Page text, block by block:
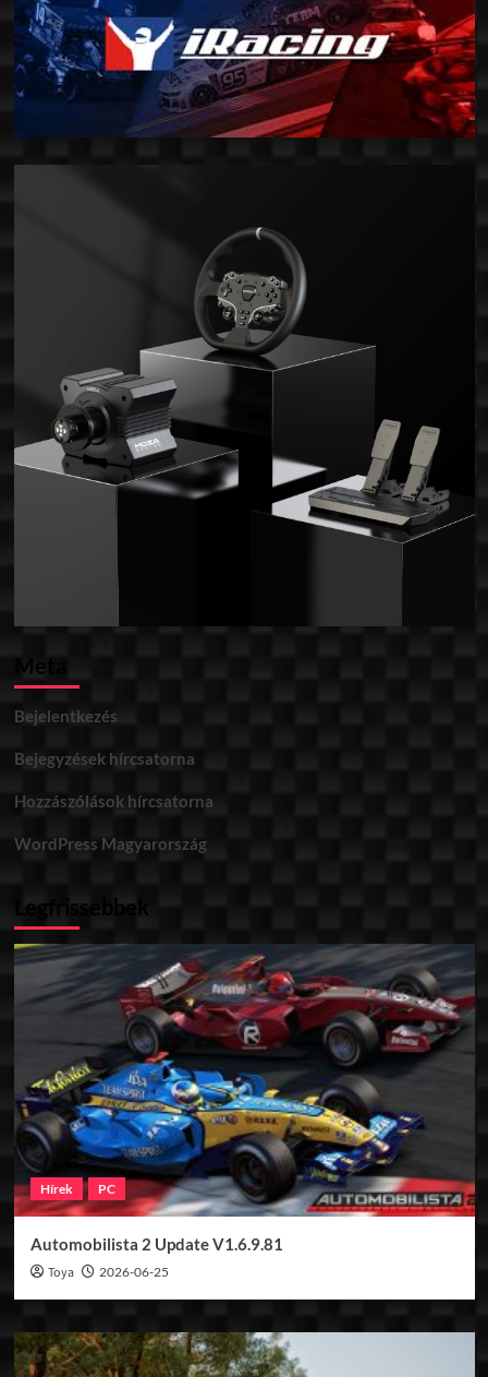
Meta
Bejelentkezés
Bejegyzések hírcsatorna
Hozzászólások hírcsatorna
WordPress Magyarország
Legfrissebbek
Hírek PC
Automobilista 2 Update V1.6.9.81
Toya 2026-06-25